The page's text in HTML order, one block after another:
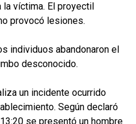
víctima. El proyectil
provocó lesiones.
individuos abandonaron el
desconocido.
un incidente ocurrido
Según declaró
se presentó un hombre